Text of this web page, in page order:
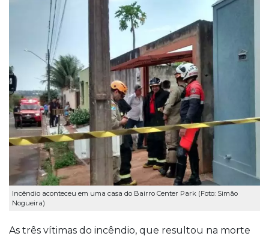
Incêndio aconteceu em uma casa do Bairro Center Park (Foto: Simão
Nogueira)
As três vítimas do incêndio, que resultou na morte